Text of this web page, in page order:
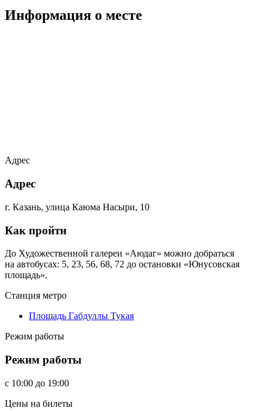
Информация о месте
Адрес
Адрес
г. Казань, улица Каюма Насыри, 10
Как пройти
До Художественной галереи «Аюдаг» можно добраться
на автобусах: 5, 23, 56, 68, 72 до остановки «Юнусовская
площадь».
Станция метро
Площадь Габдуллы Тукая
Режим работы
Режим работы
c 10:00 до 19:00
Цены на билеты